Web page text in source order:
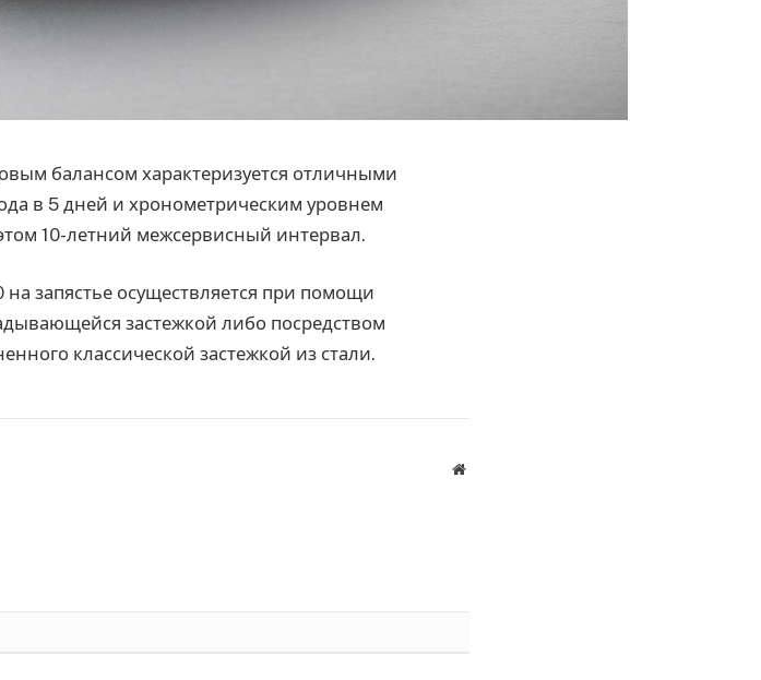
балансом характеризуется отличными
в 5 дней и хронометрическим уровнем
10-летний межсервисный интервал.
запястье осуществляется при помощи
застежкой либо посредством
классической застежкой из стали.
Website